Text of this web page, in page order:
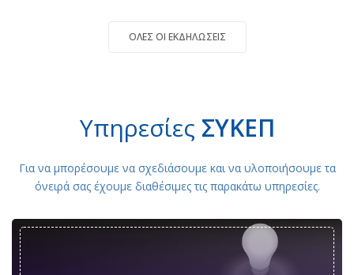
ΌΛΕΣ ΟΙ ΕΚΔΗΛΏΣΕΙΣ
Υπηρεσίες ΣΥΚΕΠ
Για να μπορέσουμε να σχεδιάσουμε και να υλοποιήσουμε τα
όνειρά σας έχουμε διαθέσιμες τις παρακάτω υπηρεσίες.